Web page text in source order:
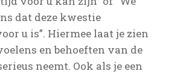
dat deze kwestie
u is”. Hiermee laat je zien
en behoeften van de
neemt. Ook als je een